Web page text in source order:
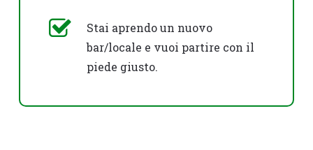
Stai aprendo un nuovo
bar/locale e vuoi partire con il
piede giusto.